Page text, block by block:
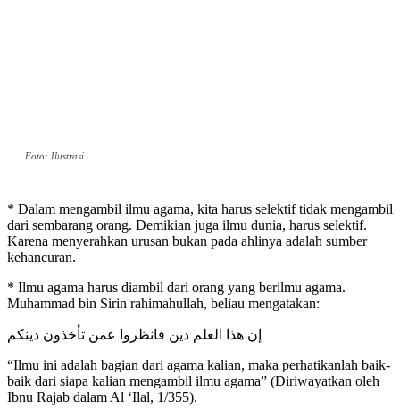
Foto: Ilustrasi.
* Dalam mengambil ilmu agama, kita harus selektif tidak mengambil
dari sembarang orang. Demikian juga ilmu dunia, harus selektif.
Karena menyerahkan urusan bukan pada ahlinya adalah sumber
kehancuran.
* Ilmu agama harus diambil dari orang yang berilmu agama.
Muhammad bin Sirin rahimahullah, beliau mengatakan:
إن هذا العلم دين فانظروا عمن تأخذون دينكم
“Ilmu ini adalah bagian dari agama kalian, maka perhatikanlah baik-
baik dari siapa kalian mengambil ilmu agama” (Diriwayatkan oleh
Ibnu Rajab dalam Al ‘Ilal, 1/355).